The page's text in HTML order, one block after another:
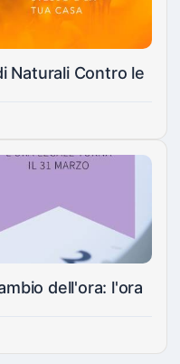
Naturali Contro le
dell'ora: l'ora